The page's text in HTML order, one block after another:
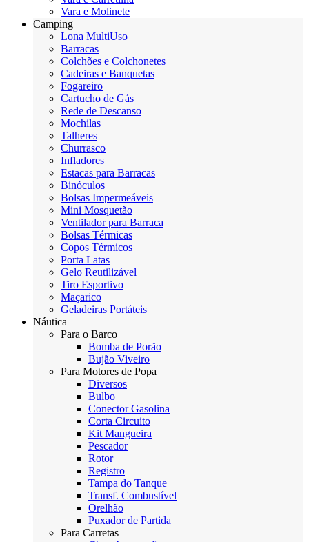
Vara e Molinete
Camping
Lona MultiUso
Barracas
Colchões e Colchonetes
Cadeiras e Banquetas
Fogareiro
Cartucho de Gás
Rede de Descanso
Mochilas
Talheres
Churrasco
Infladores
Estacas para Barracas
Binóculos
Bolsas Impermeáveis
Mini Mosquetão
Ventilador para Barraca
Bolsas Térmicas
Copos Térmicos
Porta Latas
Gelo Reutilizável
Tiro Esportivo
Maçarico
Geladeiras Portáteis
Náutica
Para o Barco
Bomba de Porão
Bujão Viveiro
Para Motores de Popa
Diversos
Bulbo
Conector Gasolina
Corta Circuito
Kit Mangueira
Pescador
Rotor
Registro
Tampa do Tanque
Transf. Combustível
Orelhão
Puxador de Partida
Para Carretas